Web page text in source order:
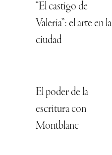
“El castigo de
Valeria”: el arte en la
ciudad
El poder de la
escritura con
Montblanc